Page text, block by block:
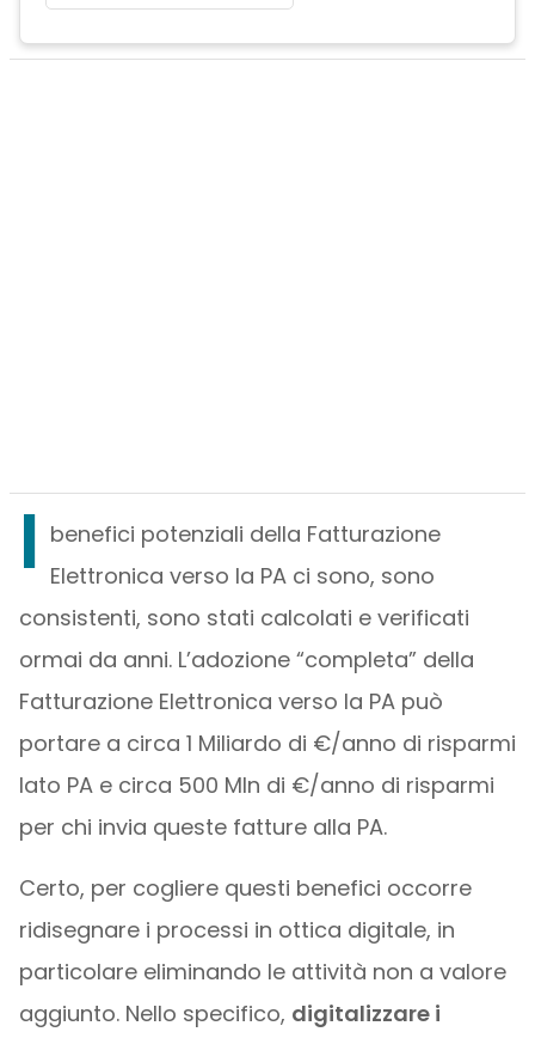
I benefici potenziali della Fatturazione
Elettronica verso la PA ci sono, sono
consistenti, sono stati calcolati e verificati
ormai da anni. L’adozione “completa” della
Fatturazione Elettronica verso la PA può
portare a circa 1 Miliardo di €/anno di risparmi
lato PA e circa 500 Mln di €/anno di risparmi
per chi invia queste fatture alla PA.
Certo, per cogliere questi benefici occorre
ridisegnare i processi in ottica digitale, in
particolare eliminando le attività non a valore
aggiunto. Nello specifico, digitalizzare i